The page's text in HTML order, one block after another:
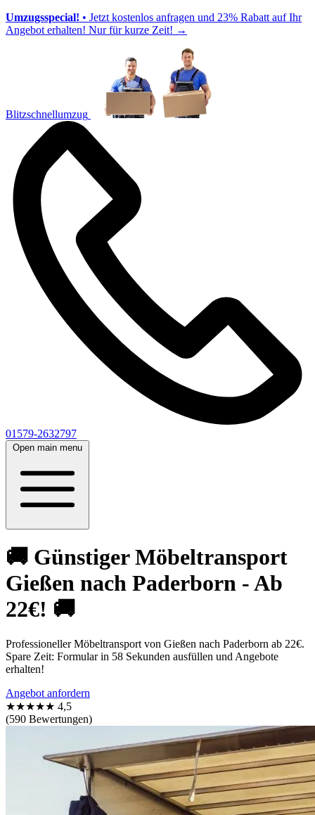
Umzugsspecial! • Jetzt kostenlos anfragen und 23% Rabatt auf Ihr
Angebot erhalten! Nur für kurze Zeit! →
Blitzschnellumzug
01579-2632797
Open main menu
🚚 Günstiger Möbeltransport
Gießen nach Paderborn - Ab
22€! 🚚
Professioneller Möbeltransport von Gießen nach Paderborn ab 22€.
Spare Zeit: Formular in 58 Sekunden ausfüllen und Angebote
erhalten!
Angebot anfordern
★★★★★ 4,5
(590 Bewertungen)